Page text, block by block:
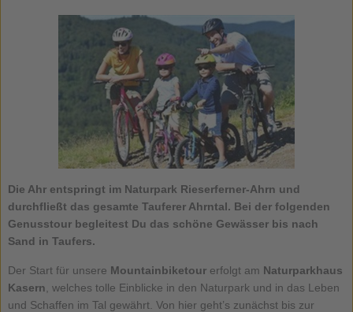
Die Ahrentspringt im Naturpark Rieserferner-Ahrn und
durchfließt das gesamte Tauferer Ahrntal. Bei der folgenden
Genusstour begleitest Du das schöne Gewässer bis nach
Sand in Taufers.
Der Start für unsere Mountainbiketourerfolgt am Naturparkhaus
Kasern , welches tolle Einblicke in den Naturpark und in das Leben
und Schaffen im Tal gewährt. Von hier geht’s zunächst bis zur